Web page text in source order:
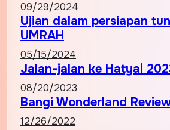
09/29/2024
Ujian dalam persiapan
UMRAH
05/15/2024
Jalan-jalan ke Hatyai
08/20/2023
Bangi Wonderland
12/26/2022